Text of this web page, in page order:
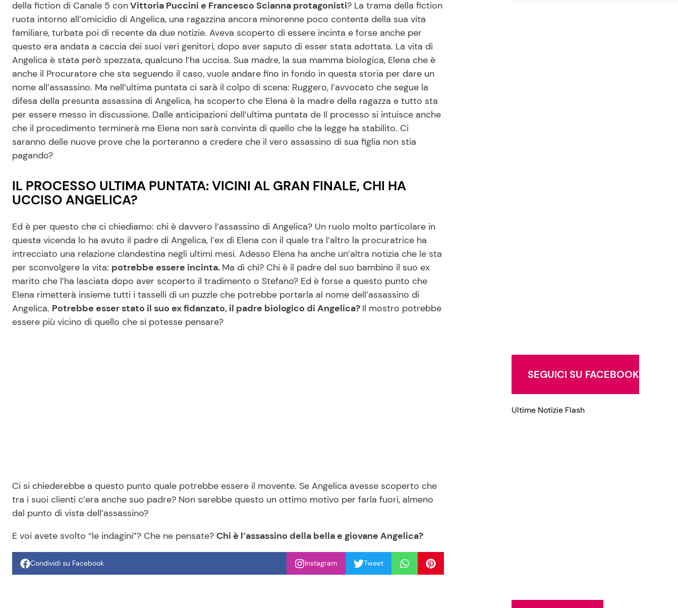
della fiction di Canale 5 conVittoria Puccini e Francesco Scianna protagonisti? La trama della fiction
ruota intorno all’omicidio di Angelica, una ragazzina ancora minorenne poco contenta della sua vita
familiare, turbata poi di recente da due notizie. Aveva scoperto di essere incinta e forse anche per
questo era andata a caccia dei suoi veri genitori, dopo aver saputo di esser stata adottata. La vita di
Angelica è stata però spezzata, qualcuno l’ha uccisa. Sua madre, la sua mamma biologica, Elena che è
anche il Procuratore che sta seguendo il caso, vuole andare fino in fondo in questa storia per dare un
nome all’assassino. Ma nell’ultima puntata ci sarà il colpo di scena: Ruggero, l’avvocato che segue la
difesa della presunta assassina di Angelica, ha scoperto che Elena è la madre della ragazza e tutto sta
per essere messo in discussione. Dalle anticipazioni dell’ultima puntata de Il processo si intuisce anche
che il procedimento terminerà ma Elena non sarà convinta di quello che la legge ha stabilito. Ci
saranno delle nuove prove che la porteranno a credere che il vero assassino di sua figlia non stia
pagando?
IL PROCESSO ULTIMA PUNTATA: VICINI AL GRAN FINALE, CHI HA
UCCISO ANGELICA?
Ed è per questo che ci chiediamo: chi è davvero l’assassino di Angelica? Un ruolo molto particolare in
questa vicenda lo ha avuto il padre di Angelica, l’ex di Elena con il quale tra l’altro la procuratrice ha
intrecciato una relazione clandestina negli ultimi mesi. Adesso Elena ha anche un’altra notizia che le sta
per sconvolgere la vita: potrebbe essere incinta. Ma di chi? Chi è il padre del suo bambino il suo ex
marito che l’ha lasciata dopo aver scoperto il tradimento o Stefano? Ed è forse a questo punto che
Elena rimetterà insieme tutti i tasselli di un puzzle che potrebbe portarla al nome dell’assassino di
Angelica. Potrebbe esser stato il suo ex fidanzato, il padre biologico di Angelica? Il mostro potrebbe
essere più vicino di quello che si potesse pensare?
Ci si chiederebbe a questo punto quale potrebbe essere il movente. Se Angelica avesse scoperto che
tra i suoi clienti c’era anche suo padre? Non sarebbe questo un ottimo motivo per farla fuori, almeno
dal punto di vista dell’assassino?
E voi avete svolto “le indagini”? Che ne pensate? Chi è l’assassino della bella e giovane Angelica?
Condividi su Facebook Instagram Tweet
SEGUICI SU FACEBOOK
Ultime Notizie Flash